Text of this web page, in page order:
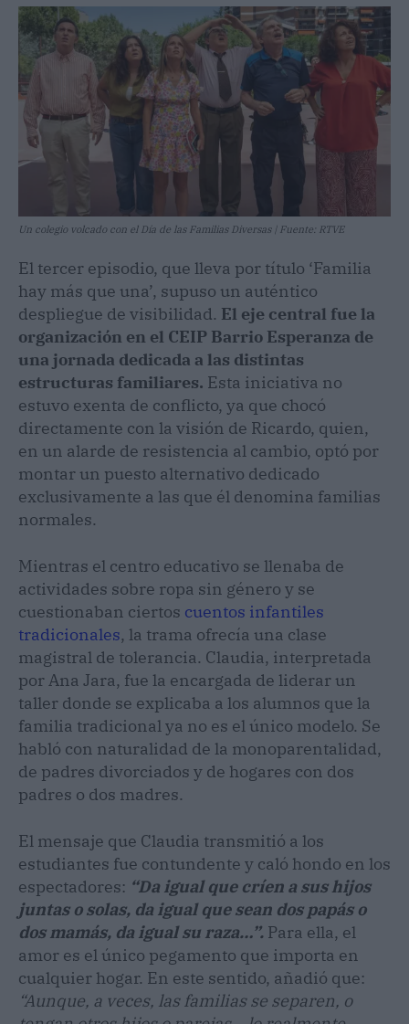
Un colegio volcado con el Día de las Familias Diversas | Fuente: RTVE
El tercer episodio, que lleva por título ‘Familia
hay más que una’, supuso un auténtico
despliegue de visibilidad. El eje central fue la
organización en el CEIP Barrio Esperanza de
una jornada dedicada a las distintas
estructuras familiares. Esta iniciativa no
estuvo exenta de conflicto, ya que chocó
directamente con la visión de Ricardo, quien,
en un alarde de resistencia al cambio, optó por
montar un puesto alternativo dedicado
exclusivamente a las que él denomina familias
normales.
Mientras el centro educativo se llenaba de
actividades sobre ropa sin género y se
cuestionaban ciertos cuentos infantiles
tradicionales, la trama ofrecía una clase
magistral de tolerancia. Claudia, interpretada
por Ana Jara, fue la encargada de liderar un
taller donde se explicaba a los alumnos que la
familia tradicional ya no es el único modelo. Se
habló con naturalidad de la monoparentalidad,
de padres divorciados y de hogares con dos
padres o dos madres.
El mensaje que Claudia transmitió a los
estudiantes fue contundente y caló hondo en los
espectadores: “Da igual que críen a sus hijos
juntas o solas, da igual que sean dos papás o
dos mamás, da igual su raza…”. Para ella, el
amor es el único pegamento que importa en
cualquier hogar. En este sentido, añadió que:
“Aunque, a veces, las familias se separen, o